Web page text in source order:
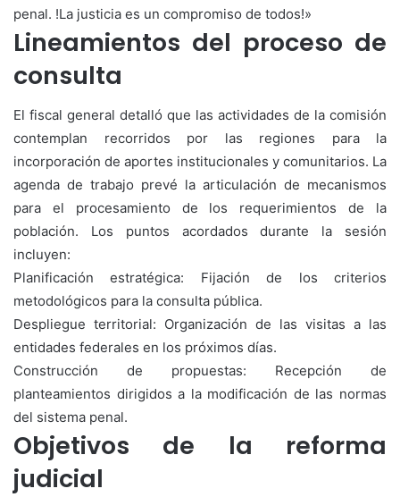
penal. !La justicia es un compromiso de todos!»
Lineamientos del proceso de
consulta
El fiscal general detalló que las actividades de la comisión
contemplan recorridos por las regiones para la
incorporación de aportes institucionales y comunitarios. La
agenda de trabajo prevé la articulación de mecanismos
para el procesamiento de los requerimientos de la
población. Los puntos acordados durante la sesión
incluyen:
Planificación estratégica: Fijación de los criterios
metodológicos para la consulta pública.
Despliegue territorial: Organización de las visitas a las
entidades federales en los próximos días.
Construcción de propuestas: Recepción de
planteamientos dirigidos a la modificación de las normas
del sistema penal.
Objetivos de la reforma
judicial